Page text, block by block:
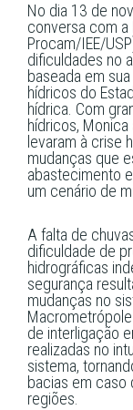
No dia 13 de
conversa com a
Procam/IEE/
dificuldades no
baseada em
hídricos do
hídrica. Com
hídricos,
levaram à crise
mudanças que
abastecimento
um cenário de
A falta de
dificuldade de
hidrográficas
segurança
mudanças no
de interligação
realizadas no
sistema,
bacias em caso
regiões.